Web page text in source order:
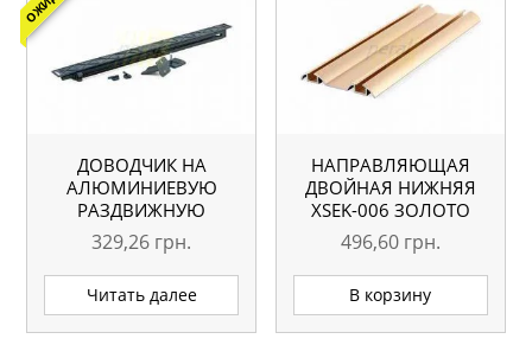
ДОВОДЧИК НА
АЛЮМИНИЕВУЮ
РАЗДВИЖНУЮ
СИСТЕМУ
329,26 грн.
Читать далее
НАПРАВЛЯЮЩАЯ
ДВОЙНАЯ НИЖНЯЯ
ХSEK-006 ЗОЛОТО
L=5.1М ОРИГИНАЛ
496,60 грн.
В корзину